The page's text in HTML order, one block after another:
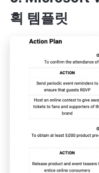
획 템플릿